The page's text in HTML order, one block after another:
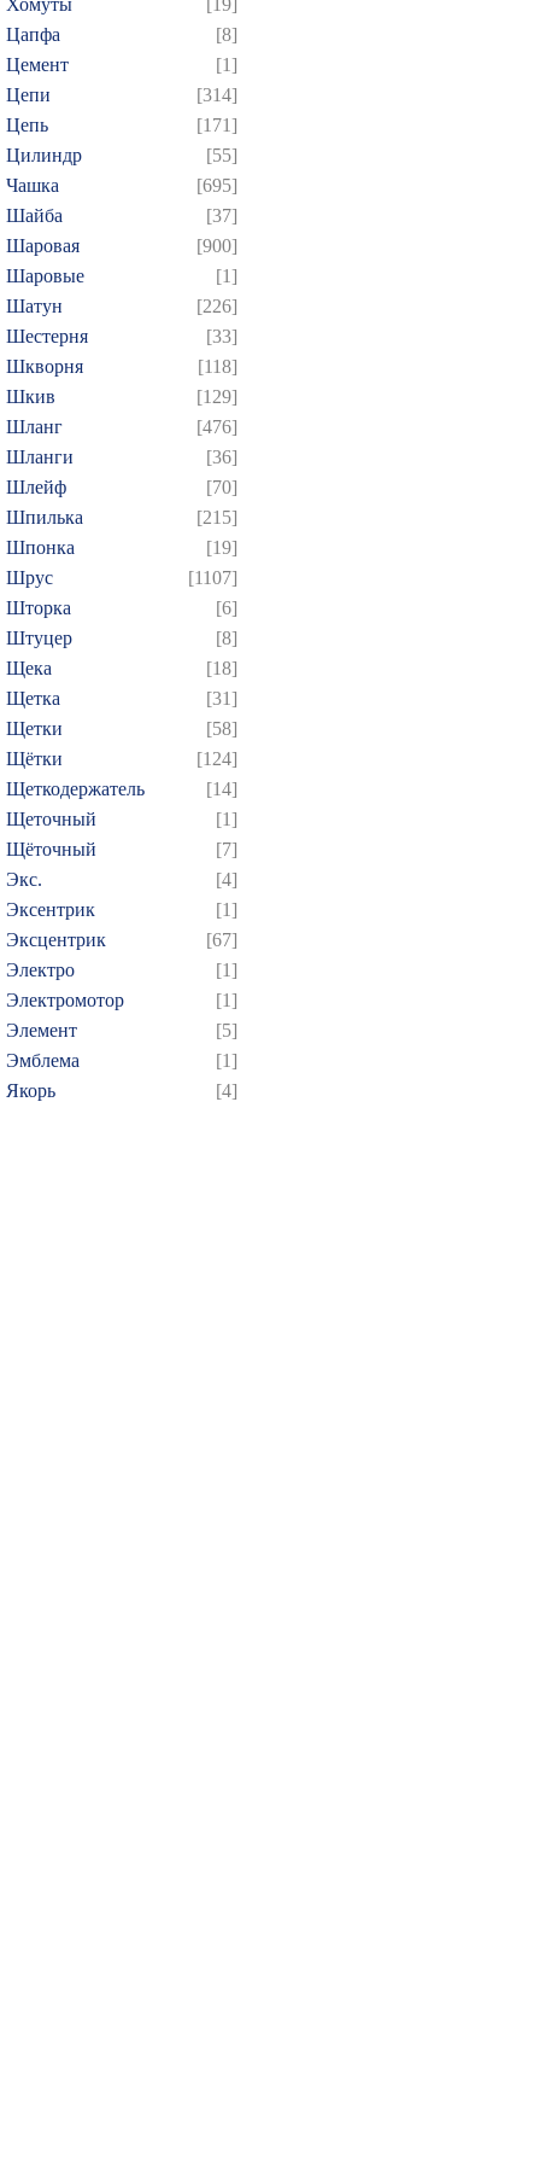
Хомуты
[19]
Цапфа
[8]
Цемент
[1]
Цепи
[314]
Цепь
[171]
Цилиндр
[55]
Чашка
[695]
Шайба
[37]
Шаровая
[900]
Шаровые
[1]
Шатун
[226]
Шестерня
[33]
Шкворня
[118]
Шкив
[129]
Шланг
[476]
Шланги
[36]
Шлейф
[70]
Шпилька
[215]
Шпонка
[19]
Шрус
[1107]
Шторка
[6]
Штуцер
[8]
Щека
[18]
Щетка
[31]
Щетки
[58]
Щётки
[124]
Щеткодержатель
[14]
Щеточный
[1]
Щёточный
[7]
Экс.
[4]
Эксентрик
[1]
Эксцентрик
[67]
Электро
[1]
Электромотор
[1]
Элемент
[5]
Эмблема
[1]
Якорь
[4]